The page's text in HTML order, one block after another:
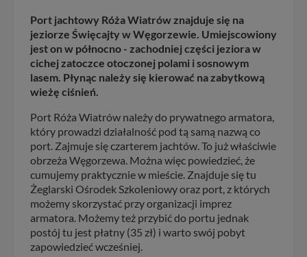
Port jachtowy Róża Wiatrów znajduje się na
jeziorze Święcajty w Węgorzewie. Umiejscowiony
jest on w północno - zachodniej części jeziora w
cichej zatoczce otoczonej polami i sosnowym
lasem. Płynąc należy się kierować na zabytkową
wieżę ciśnień.
Port Róża Wiatrów należy do prywatnego armatora,
który prowadzi działalność pod tą samą nazwą co
port. Zajmuje się czarterem jachtów. To już właściwie
obrzeża Węgorzewa. Można więc powiedzieć, że
cumujemy praktycznie w mieście. Znajduje się tu
Żeglarski Ośrodek Szkoleniowy oraz port, z których
możemy skorzystać przy organizacji imprez
armatora. Możemy też przybić do portu jednak
postój tu jest płatny (35 zł) i warto swój pobyt
zapowiedzieć wcześniej.